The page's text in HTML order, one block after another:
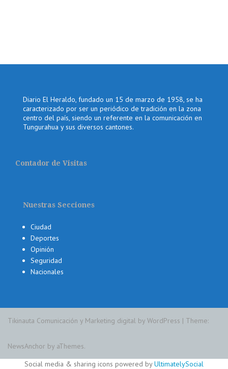
Diario El Heraldo, fundado un 15 de marzo de 1958, se ha
caracterizado por ser un periódico de tradición en la zona
centro del país, siendo un referente en la comunicación en
Tungurahua y sus diversos cantones.
Contador de Visitas
Nuestras Secciones
Ciudad
Deportes
Opinión
Seguridad
Nacionales
Tikinauta Comunicación y Marketing digital by WordPress | Theme:
NewsAnchor by aThemes.
Social media & sharing icons powered byUltimatelySocial